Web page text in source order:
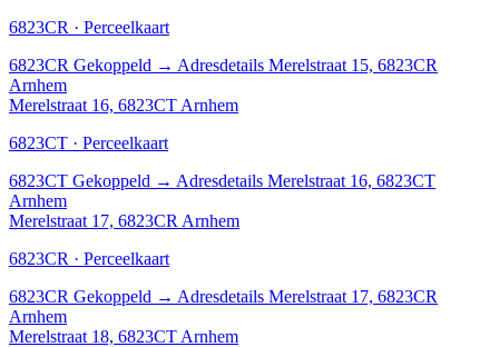
6823CR · Perceelkaart
6823CR Gekoppeld → Adresdetails Merelstraat 15, 6823CR
Arnhem
Merelstraat 16, 6823CT Arnhem
6823CT · Perceelkaart
6823CT Gekoppeld → Adresdetails Merelstraat 16, 6823CT
Arnhem
Merelstraat 17, 6823CR Arnhem
6823CR · Perceelkaart
6823CR Gekoppeld → Adresdetails Merelstraat 17, 6823CR
Arnhem
Merelstraat 18, 6823CT Arnhem